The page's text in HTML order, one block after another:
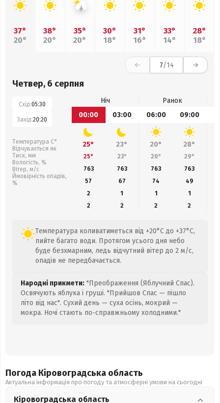
37°
20°
38°
20°
35°
20°
30°
18°
31°
16°
33°
14°
28°
18°
7/14
Четвер, 6 серпня
Схід:05:30
Захід:20:20
Температура С°
Відчувається як
Тиск, мм
Вологість, %
Вітер, м/с
Ймовірність опадів,
%
Ніч
Ранок
00:00
03:00 06:00 09:00
25° 23° 20° 28°
25° 23° 20° 29°
763
763 763 763
57
67 74
49
2
1 1
1
2
2 2 2
Температура коливатиметься від +20°C до +37°C,
пийте багато води. Протягом усього дня небо
буде безхмарним, ледь відчутний вітер до 2 м/с,
опадів не передбачається.
Народні прикмети: "Преображення (Яблучний Спас).
Освячують яблука і груші. "Прийшов Спас — пішло
літо від нас". Сухий день — суха осінь, мокрий —
мокра. Ночі стають по-справжньому холодними."
Погода Кіровоградська область
Актуальна інформація про погоду та атмосферні умови на сьогодні
Кіровоградська область